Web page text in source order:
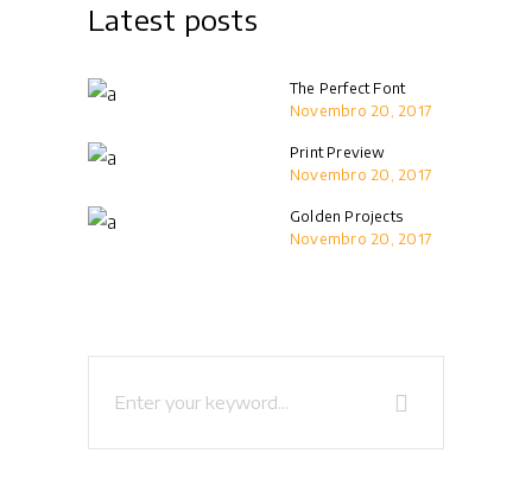
Latest posts
The Perfect Font
Novembro 20, 2017
Print Preview
Novembro 20, 2017
Golden Projects
Novembro 20, 2017
for: